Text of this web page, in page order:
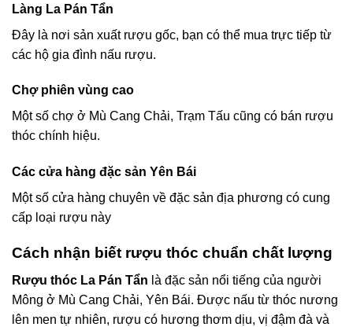
Làng La Pán Tẩn
Đây là nơi sản xuất rượu gốc, bạn có thể mua trực tiếp từ
các hộ gia đình nấu rượu.
Chợ phiên vùng cao
Một số chợ ở Mù Cang Chải, Trạm Tấu cũng có bán rượu
thóc chính hiệu.
Các cửa hàng đặc sản Yên Bái
Một số cửa hàng chuyên về đặc sản địa phương có cung
cấp loại rượu này
Cách nhận biết rượu thóc chuẩn chất lượng
Rượu thóc La Pán Tẩn là đặc sản nổi tiếng của người
Mông ở Mù Cang Chải, Yên Bái. Được nấu từ thóc nương
lên men tự nhiên, rượu có hương thơm dịu, vị đậm đà và